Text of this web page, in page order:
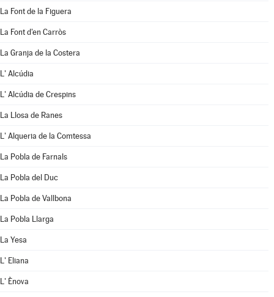
La Font de la Figuera
La Font d'en Carròs
La Granja de la Costera
L' Alcúdia
L' Alcúdia de Crespins
La Llosa de Ranes
L' Alqueria de la Comtessa
La Pobla de Farnals
La Pobla del Duc
La Pobla de Vallbona
La Pobla Llarga
La Yesa
L' Eliana
L' Ènova